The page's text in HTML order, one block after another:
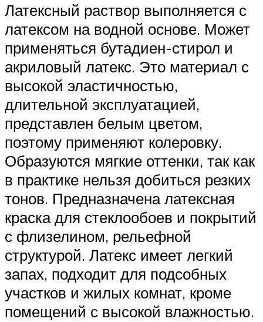
Латексный раствор выполняется с
латексом на водной основе. Может
применяться бутадиен-стирол и
акриловый латекс. Это материал с
высокой эластичностью,
длительной эксплуатацией,
представлен белым цветом,
поэтому применяют колеровку.
Образуются мягкие оттенки, так как
в практике нельзя добиться резких
тонов. Предназначена латексная
краска для стеклообоев и покрытий
с флизелином, рельефной
структурой. Латекс имеет легкий
запах, подходит для подсобных
участков и жилых комнат, кроме
помещений с высокой влажностью.